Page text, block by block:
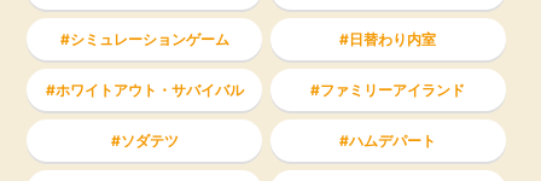
シミュレーションゲーム 日替わり内室
ホワイトアウト・サバイバル ファミリーアイランド
ソダテツ ハムデパート